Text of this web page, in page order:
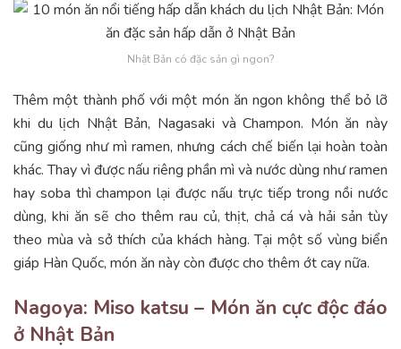
Nhật Bản có đặc sản gì ngon?
Thêm một thành phố với một món ăn ngon không thể bỏ lỡ
khi du lịch Nhật Bản, Nagasaki và Champon. Món ăn này
cũng giống như mì ramen, nhưng cách chế biến lại hoàn toàn
khác. Thay vì được nấu riêng phần mì và nước dùng như ramen
hay soba thì champon lại được nấu trực tiếp trong nồi nước
dùng, khi ăn sẽ cho thêm rau củ, thịt, chả cá và hải sản tùy
theo mùa và sở thích của khách hàng. Tại một số vùng biển
giáp Hàn Quốc, món ăn này còn được cho thêm ớt cay nữa.
Nagoya: Miso katsu – Món ăn cực độc đáo
ở Nhật Bản